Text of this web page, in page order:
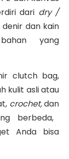
dari dry /
dan kain
yang
clutch bag,
kulit asli atau
crochet,dan
berbeda,
Anda bisa